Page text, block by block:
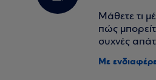
Μάθετε τι
πώς
συχνές
Με